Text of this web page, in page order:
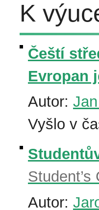
K
Čeští
Evropan
Autor:
Vyšlo v
Autor: